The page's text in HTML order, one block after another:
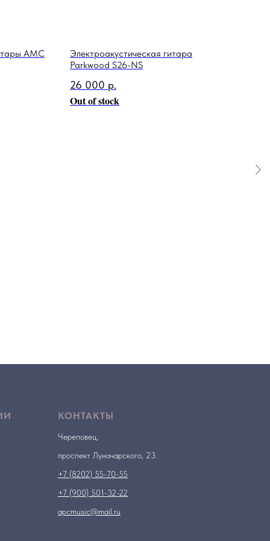
AMC
Электроакустическая гитара
Parkwood S26-NS
26 000 р.
Out of stock
КОНТАКТЫ
Череповец,
проспект Луначарского, 23.
+7 (8202) 55-70-55
+7 (900) 501-32-22
apcmusic@mail.ru